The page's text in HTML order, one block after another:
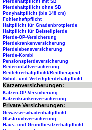
Pferdehaftpflicht mit SB
Pferdehaftpflicht ohne SB
Ponyhaftpflicht (bis 148 cm)
Fohlenhaftpflicht
Haftpflicht für Gnadenbrotpferde
Haftpflicht für Beistellpferde
Pferde-OP-Versicherung
Pferdekrankenversicherung
Pferdelebensversicherung
Pferde-Kombi
Pensionspferdeversicherung
Reiterunfallversicherung
Reitlehrerhaftpflicht/Reittherapeut
Schul- und Verleihpferdehaftpflicht
Katzenversicherungen:
Katzen-OP-Versicherung
Katzenkrankenversicherung
Private Versicherungen:
Gewässerschadenhaftpflicht
Glasbruchversicherung
Haus- und Grundbesitzerhaftpflicht